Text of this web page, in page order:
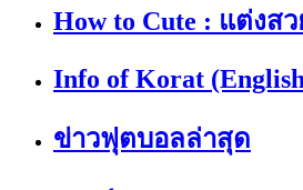
How to Cute : แต่งส
Info of Korat
ข่าวฟุตบอลล่าสุด